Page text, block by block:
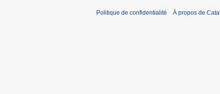
Politique de confidentialité À propos de